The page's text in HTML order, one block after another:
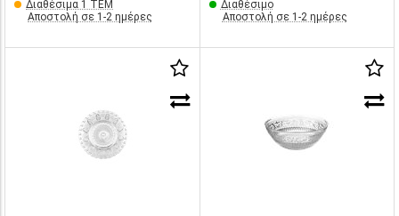
Διαθέσιμα 1 ΤΕΜ
Αποστολή σε 1-2 ημέρες
Διαθέσιμο
Αποστολή σε 1-2 ημέρες